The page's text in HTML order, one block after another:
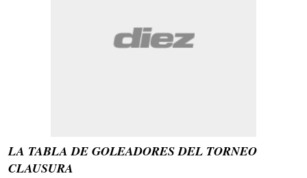
LA TABLA DE GOLEADORES DEL TORNEO
CLAUSURA